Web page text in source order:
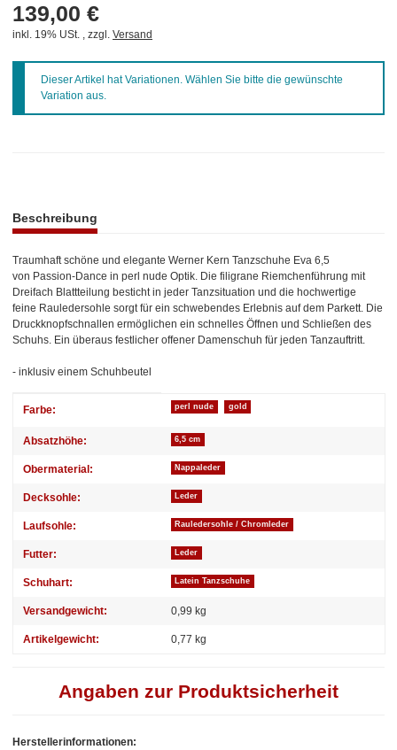
139,00 €
inkl. 19% USt. , zzgl. Versand
xDieser Artikel hat Variationen. Wählen Sie bitte die gewünschte
Variation aus.
Beschreibung
Traumhaft schöne und elegante Werner Kern Tanzschuhe Eva 6,5
von Passion-Dance in perl nude Optik. Die filigrane Riemchenführung mit
Dreifach Blattteilung besticht in jeder Tanzsituation und die hochwertige
feine Rauledersohle sorgt für ein schwebendes Erlebnis auf dem Parkett. Die
Druckknopfschnallen ermöglichen ein schnelles Öffnen und Schließen des
Schuhs. Ein überaus festlicher offener Damenschuh für jeden Tanzauftritt.
- inklusiv einem Schuhbeutel
Produkteigenschaft
Wert
Farbe: perl nude gold
Absatzhöhe: 6,5 cm
Obermaterial: Nappaleder
Decksohle: Leder
Laufsohle: Rauledersohle / Chromleder
Futter: Leder
Schuhart: Latein Tanzschuhe
Versandgewicht: 0,99 kg
Artikelgewicht: 0,77 kg
Angaben zur Produktsicherheit
Herstellerinformationen: